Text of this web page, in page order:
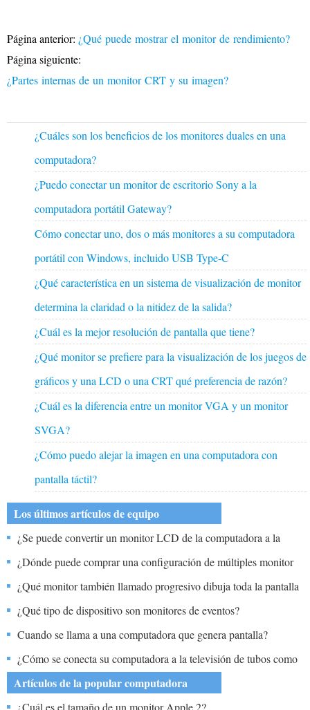
Página anterior: ¿Qué puede mostrar el monitor de rendimiento?
Página siguiente:
¿Partes internas de un monitor CRT y su imagen?
¿Cuáles son los beneficios de los monitores duales en una
computadora?
¿Puedo conectar un monitor de escritorio Sony a la
computadora portátil Gateway?
Cómo conectar uno, dos o más monitores a su computadora
portátil con Windows, incluido USB Type-C
¿Qué característica en un sistema de visualización de monitor
determina la claridad o la nitidez de la salida?
¿Cuál es la mejor resolución de pantalla que tiene?
¿Qué monitor se prefiere para la visualización de los juegos de
gráficos y una LCD o una CRT qué preferencia de razón?
¿Cuál es la diferencia entre un monitor VGA y un monitor
SVGA?
¿Cómo puedo alejar la imagen en una computadora con
pantalla táctil?
Los últimos artículos de equipo
¿Se puede convertir un monitor LCD de la computadora a la
televisión?
¿Dónde puede comprar una configuración de múltiples monitor
para Daytrading?
¿Qué monitor también llamado progresivo dibuja toda la pantalla
en un solo pase?
¿Qué tipo de dispositivo son monitores de eventos?
Cuando se llama a una computadora que genera pantalla?
¿Cómo se conecta su computadora a la televisión de tubos como
un monitor?
Artículos de la popular computadora
¿Cuál es el tamaño de un monitor Apple 2?